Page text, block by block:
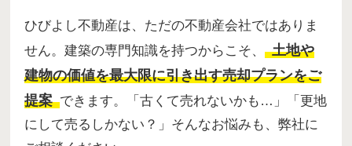
ひびよし不動産は、ただの不動産会社ではありま
せん。建築の専門知識を持つからこそ、 土地や
建物の価値を最大限に引き出す売却プランをご
提案 できます。「古くて売れないかも…」「更地
にして売るしかない？」そんなお悩みも、弊社に